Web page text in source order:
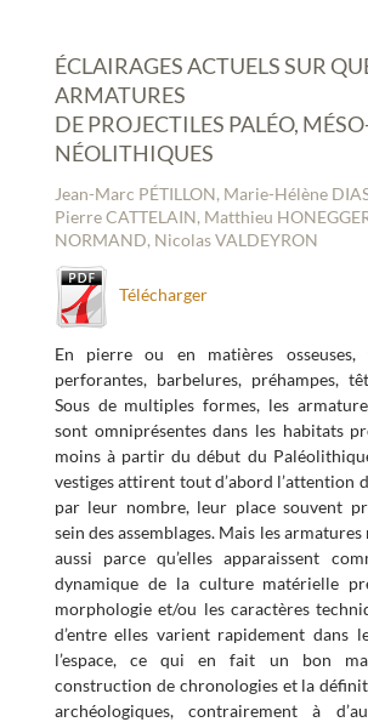
ÉCLAIRAGES ACTUELS SUR
ARMATURES
DE PROJECTILES PALÉO,
NÉOLITHIQUES
Jean-Marc PÉTILLON, Marie-Hélène
Pierre CATTELAIN, Matthieu
NORMAND, Nicolas VALDEYRON
Télécharger
En pierre ou en matières osseuses,
perforantes, barbelures, préhampes,
Sous de multiples formes, les
sont omniprésentes dans les habitats
moins à partir du début du
vestiges attirent tout d’abord l’attention
par leur nombre, leur place souvent
sein des assemblages. Mais les
aussi parce qu’elles apparaissent
dynamique de la culture matérielle
morphologie et/ou les caractères
d’entre elles varient rapidement dans
l’espace, ce qui en fait un bon
construction de chronologies et la
archéologiques, contrairement à